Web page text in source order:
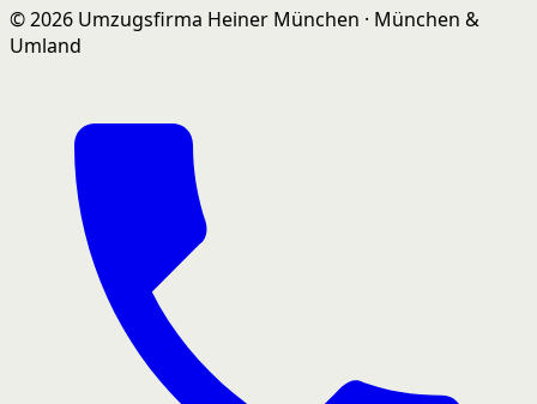
© 2026 Umzugsfirma Heiner München · München &
Umland